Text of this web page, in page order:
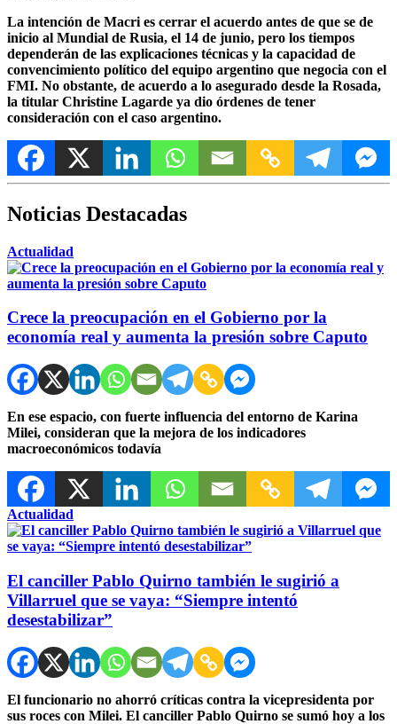
La intención de Macri es cerrar el acuerdo antes de que se de
inicio al Mundial de Rusia, el 14 de junio, pero los tiempos
dependerán de las explicaciones técnicas y la capacidad de
convencimiento político del equipo argentino que negocia con el
FMI. No obstante, de acuerdo a lo asegurado desde la Rosada,
la titular Christine Lagarde ya dio órdenes de tener
consideración con el caso argentino.
Noticias Destacadas
Actualidad
Crece la preocupación en el Gobierno por la
economía real y aumenta la presión sobre Caputo
En ese espacio, con fuerte influencia del entorno de Karina
Milei, consideran que la mejora de los indicadores
macroeconómicos todavía
Actualidad
El canciller Pablo Quirno también le sugirió a
Villarruel que se vaya: “Siempre intentó
desestabilizar”
El funcionario no ahorró críticas contra la vicepresidenta por
sus roces con Milei. El canciller Pablo Quirno se sumó hoy a los